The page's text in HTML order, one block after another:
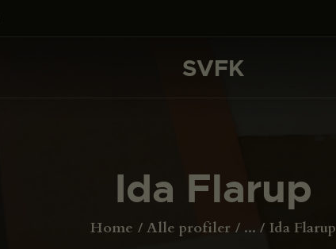
SVFK
Ida Flarup
Home Alle profiler ... Ida Flarup
SVFK
PROJEKTER
OM SVFK
ENGLISH